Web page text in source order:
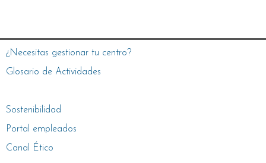
¿Necesitas gestionar tu centro?
Glosario de Actividades
Sostenibilidad
Portal empleados
Canal Ético